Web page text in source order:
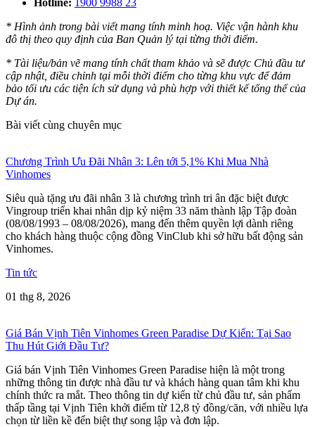
Hotline: 1900 9988 23
* Hình ảnh trong bài viết mang tính minh hoạ. Việc vận hành khu
đô thị theo quy định của Ban Quản lý tại từng thời điểm.
* Tài liệu/bản vẽ mang tính chất tham khảo và sẽ được Chủ đầu tư
cập nhật, điều chỉnh tại mỗi thời điểm cho từng khu vực để đảm
bảo tối ưu các tiện ích sử dụng và phù hợp với thiết kế tổng thể của
Dự án.
Bài viết cùng chuyên mục
Chương Trình Ưu Đãi Nhân 3: Lên tới 5,1% Khi Mua Nhà
Vinhomes
Siêu quà tặng ưu đãi nhân 3 là chương trình tri ân đặc biệt được
Vingroup triển khai nhân dịp kỷ niệm 33 năm thành lập Tập đoàn
(08/08/1993 – 08/08/2026), mang đến thêm quyền lợi dành riêng
cho khách hàng thuộc cộng đồng VinClub khi sở hữu bất động sản
Vinhomes.
Tin tức
01 thg 8, 2026
Giá Bán Vịnh Tiên Vinhomes Green Paradise Dự Kiến: Tại Sao
Thu Hút Giới Đầu Tư?
Giá bán Vịnh Tiên Vinhomes Green Paradise hiện là một trong
những thông tin được nhà đầu tư và khách hàng quan tâm khi khu
chính thức ra mắt. Theo thông tin dự kiến từ chủ đầu tư, sản phẩm
thấp tầng tại Vịnh Tiên khởi điểm từ 12,8 tỷ đồng/căn, với nhiều lựa
chọn từ liền kề đến biệt thự song lập và đơn lập.